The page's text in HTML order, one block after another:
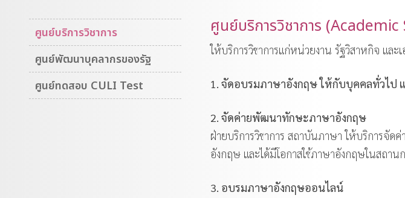
ศูนย์บริการวิชาการ
ศูนย์พัฒนาบุคลากรของรัฐ
ศูนย์ทดสอบ CULI Test
ศูนย์บริการวิชาการ
ให้บริการวิชาการแก่หน่วยงาน รัฐวิสาหกิจ และ
1. จัดอบรมภาษาอังกฤษ ให้กับบุคคลทั่วไป
2. จัดค่ายพัฒนาทักษะภาษาอังกฤษ
ฝ่ายบริการวิชาการ สถาบันภาษา ให้บริการจั
อังกฤษ และได้มีโอกาสใช้ภาษาอังกฤษในสถา
3. อบรมภาษาอังกฤษออนไลน์